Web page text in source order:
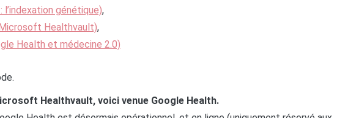
génétique),
Healthvault),
Health et médecine 2.0)
Healthvault, voici venue Google Health.